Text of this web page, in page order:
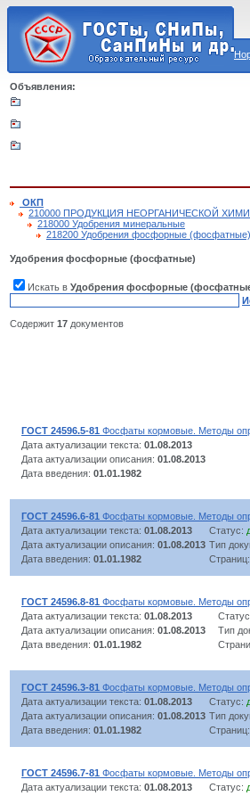
Объявления:
ОКП
210000 ПРОДУКЦИЯ НЕОРГАНИЧЕСКОЙ
218000 Удобрения минеральные
218200 Удобрения фосфорные (фосфатные)
Удобрения фосфорные (фосфатные)
Искать в Удобрения фосфорные
Содержит 17 документов
ГОСТ 24596.5-81 Фосфаты кормовые. Методы
Дата актуализации текста: 01.08.2013
Дата актуализации описания: 01.08.2013
Дата введения: 01.01.1982
ГОСТ 24596.6-81 Фосфаты кормовые. Методы
Дата актуализации текста: 01.08.2013 Статус:
Дата актуализации описания: 01.08.2013 Тип
Дата введения: 01.01.1982
ГОСТ 24596.8-81 Фосфаты кормовые. Методы
Дата актуализации текста: 01.08.2013
Дата актуализации описания: 01.08.2013 Тип
Дата введения: 01.01.1982
ГОСТ 24596.3-81 Фосфаты кормовые. Методы
Дата актуализации текста: 01.08.2013 Статус:
Дата актуализации описания: 01.08.2013 Тип
Дата введения: 01.01.1982
ГОСТ 24596.7-81 Фосфаты кормовые. Методы
Дата актуализации текста: 01.08.2013 Статус: